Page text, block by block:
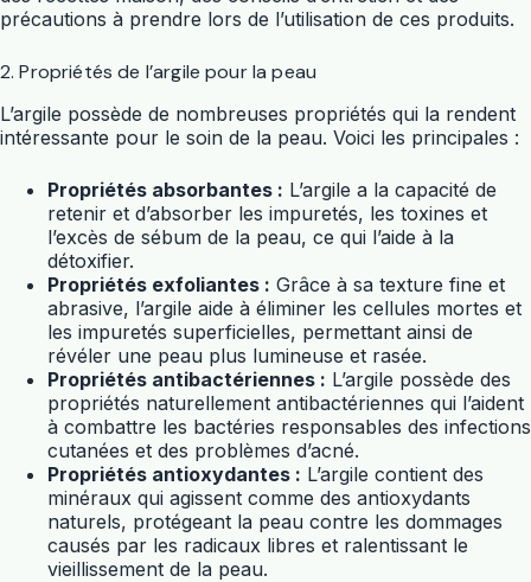
précautions à prendre lors de l’utilisation de ces produits.
2. Propriétés de l’argile pour la peau
L’argile possède de nombreuses propriétés qui la rendent
intéressante pour le soin de la peau. Voici les principales :
Propriétés absorbantes : L’argile a la capacité de
retenir et d’absorber les impuretés, les toxines et
l’excès de sébum de la peau, ce qui l’aide à la
détoxifier.
Propriétés exfoliantes : Grâce à sa texture fine et
abrasive, l’argile aide à éliminer les cellules mortes et
les impuretés superficielles, permettant ainsi de
révéler une peau plus lumineuse et rasée.
Propriétés antibactériennes : L’argile possède des
propriétés naturellement antibactériennes qui l’aident
à combattre les bactéries responsables des infections
cutanées et des problèmes d’acné.
Propriétés antioxydantes : L’argile contient des
minéraux qui agissent comme des antioxydants
naturels, protégeant la peau contre les dommages
causés par les radicaux libres et ralentissant le
vieillissement de la peau.